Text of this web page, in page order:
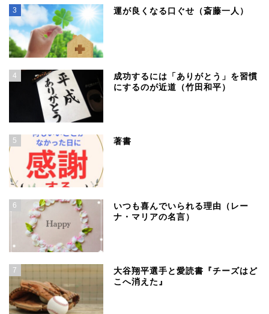
3 運が良くなる口ぐせ（斎藤一人）
4
成功するには「ありがとう」を習慣
にするのが近道（竹田和平）
5 著書
6
いつも喜んでいられる理由（レー
ナ・マリアの名言）
7
大谷翔平選手と愛読書『チーズはど
こへ消えた』